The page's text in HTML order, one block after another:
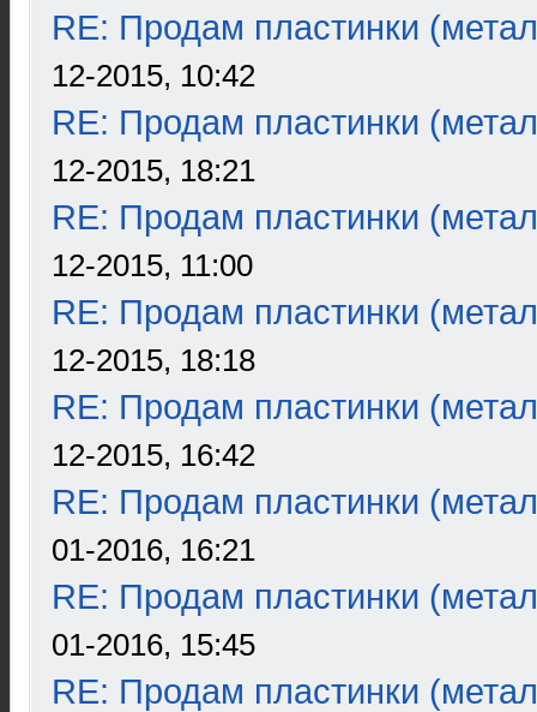
RE: Продам пластинки
12-2015, 10:42
RE: Продам пластинки
12-2015, 18:21
RE: Продам пластинки
12-2015, 11:00
RE: Продам пластинки
12-2015, 18:18
RE: Продам пластинки
12-2015, 16:42
RE: Продам пластинки
01-2016, 16:21
RE: Продам пластинки
01-2016, 15:45
RE: Продам пластинки